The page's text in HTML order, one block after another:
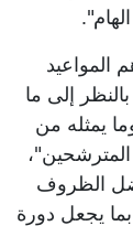
المواعيد
إلى ما
يمثله من
الظروف
بما يجعل دورة